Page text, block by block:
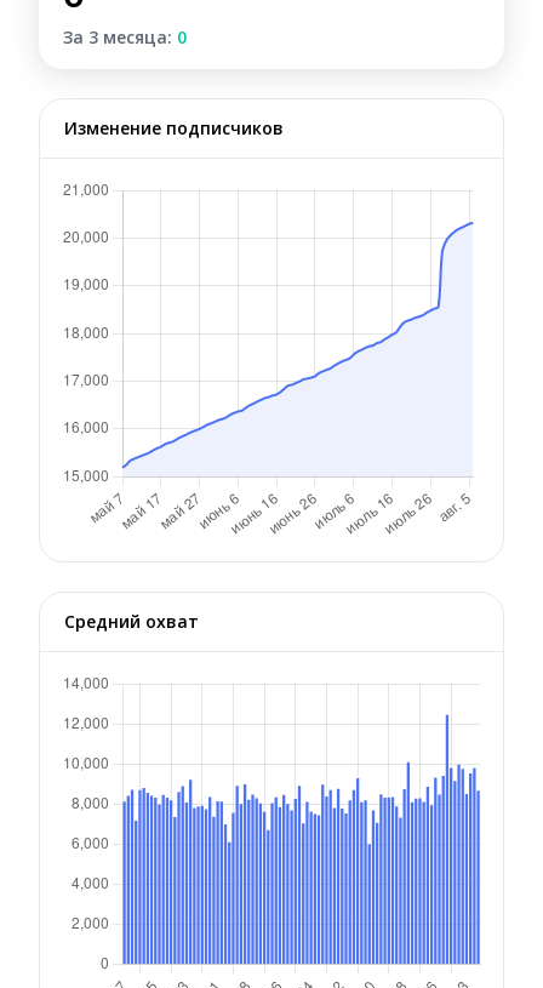
За 3 месяца: 0
Изменение подписчиков
Средний охват